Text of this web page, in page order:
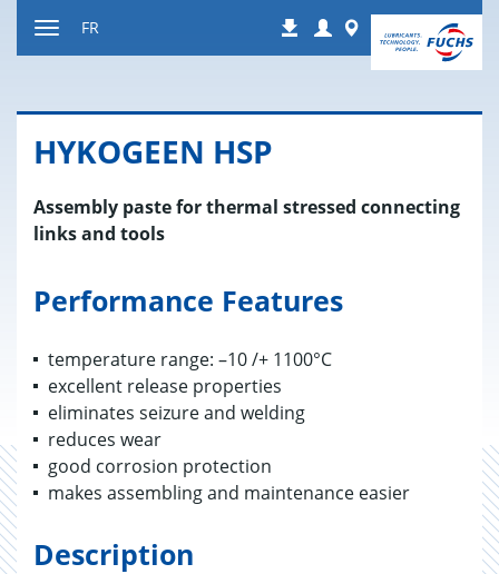
Téléchargements
Login Worldwide
FR
HYKO­GEEN HSP
Assembly paste for thermal stressed connecting
links and tools
Performance Features
temperature range: –10 /+ 1100°C
excellent release properties
eliminates seizure and welding
reduces wear
good corrosion protection
makes assembling and maintenance easier
Description